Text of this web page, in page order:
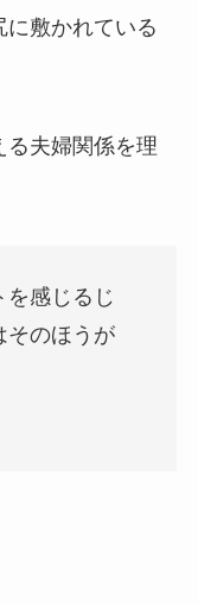
に敷かれている
る夫婦関係を理
を感じるじ
そのほうが